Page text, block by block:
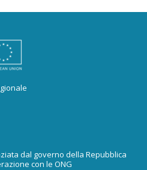
dal governo della Repubblica
con le ONG